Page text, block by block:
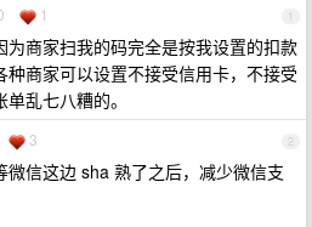
1
1
为商家扫我的码完全是按我设置的扣款
商家可以设置不接受信用卡，不接受
乱七八糟的。
2
3
微信这边 sha 熟了之后，减少微信支